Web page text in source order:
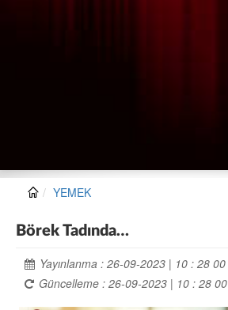
YEMEK
Börek Tadında…
Yayınlanma : 26-09-2023 | 10 : 28 00
Güncelleme : 26-09-2023 | 10 : 28 00